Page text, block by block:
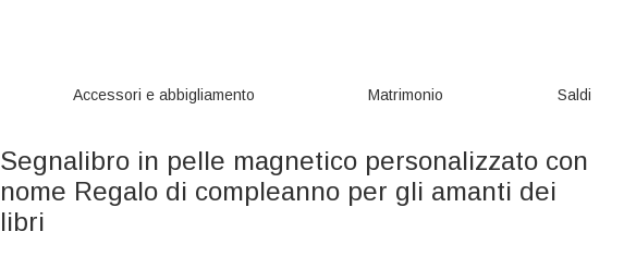
Accessori e abbigliamento Matrimonio Saldi
Segnalibro in pelle magnetico personalizzato con
nome Regalo di compleanno per gli amanti dei
libri